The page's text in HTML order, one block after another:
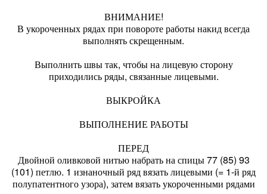
ВНИМАНИЕ!
В укороченных рядах при повороте работы накид всегда
выполнять скрещенным.
Выполнить швы так, чтобы на лицевую сторону
приходились ряды, связанные лицевыми.
ВЫКРОЙКА
ВЫПОЛНЕНИЕ РАБОТЫ
ПЕРЕД
Двойной оливковой нитью набрать на спицы 77 (85) 93
(101) петлю. 1 изнаночный ряд вязать лицевыми (= 1-й ряд
полупатентного узора), затем вязать укороченными рядами